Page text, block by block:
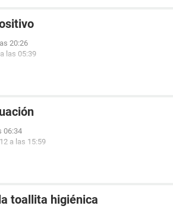
20:26
las 05:39
06:34
a las 15:59
toallita higiénica